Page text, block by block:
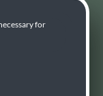
for